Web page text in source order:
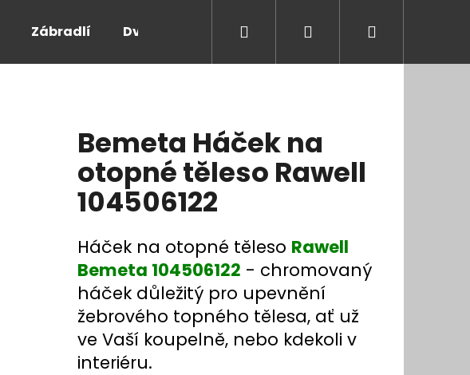
Zábradlí Dveře a zárubně Kontakt Blog
Přihlášení
Bemeta Háček na
otopné těleso Rawell
104506122
Háček na otopné těleso Rawell
Bemeta 104506122 - chromovaný
háček důležitý pro upevnění
žebrového topného tělesa, ať už
ve Vaší koupelně, nebo kdekoli v
interiéru.